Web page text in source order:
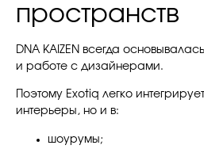
пространств
DNA KAIZEN всегда
и работе с дизайнерами.
Поэтому Exotiq легко
интерьеры, но и в:
шоурумы;